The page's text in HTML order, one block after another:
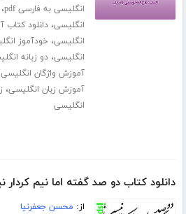
انگلیسی به فارسی pdf
انگلیسی،دانلود کتاب
انگلیسی، خودآموز
انگلیسی،دو زبانه
آموزش واژگان انگلیسی
آموزش زبان انگلیسی،
انگلیسی
دانلود کتاب دو صد گفته اما نیم
از: محسن جعفرنیا